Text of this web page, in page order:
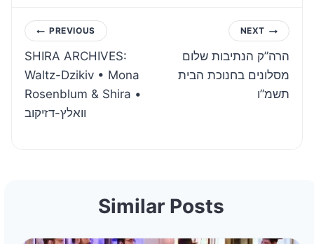
Post
navigation
PREVIOUS
SHIRA ARCHIVES:
Waltz-Dzikiv • Mona
Rosenblum & Shira •
וואלץ-דזיקוב
NEXT
הרה”ק הנתיבות שלום
מסלונים בחנוכת הבית
תשמ”ו
Similar Posts